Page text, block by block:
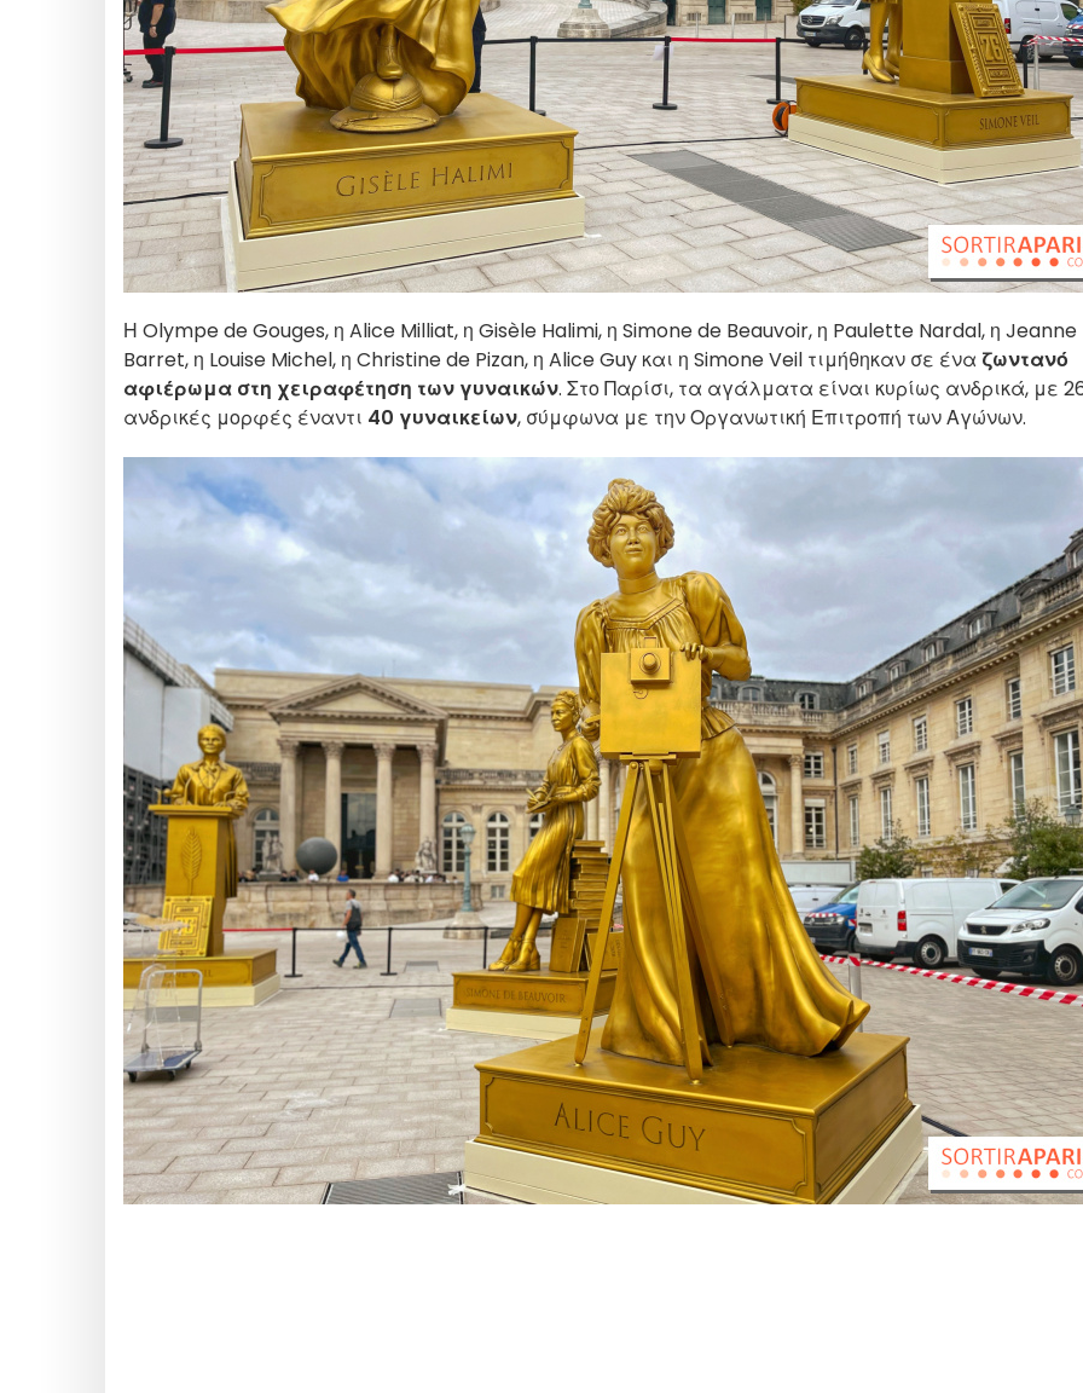
Η Olympe de Gouges, η Alice Milliat, η Gisèle Halimi, η Simone de Beauvoir, η Paulette Nardal, η Jeanne
Barret, η Louise Michel, η Christine de Pizan, η Alice Guy και η Simone Veil τιμήθηκαν σε ένα ζωντανό
αφιέρωμα στη χειραφέτηση των γυναικών. Στο Παρίσι, τα αγάλματα είναι κυρίως ανδρικά, με
ανδρικές μορφές έναντι 40 γυναικείων, σύμφωνα με την Οργανωτική Επιτροπή των Αγώνων.